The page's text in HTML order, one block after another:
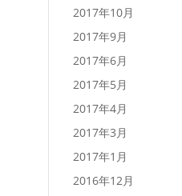
2017年10月
2017年9月
2017年6月
2017年5月
2017年4月
2017年3月
2017年1月
2016年12月